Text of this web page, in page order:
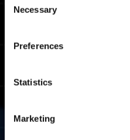
Selection
Necessary
Preferences
Statistics
Marketing
PlayStation🄬5/
PlayStation🄬5/